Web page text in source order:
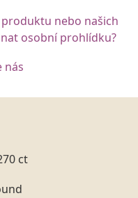
nebo našich
osobní prohlídku?
nás
ct